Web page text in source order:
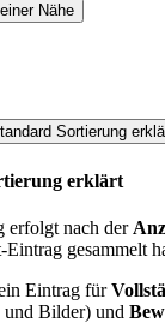
Nähe
Sortierung
erklärt
erfolgt nach der
Eintrag gesammelt
Eintrag für
und Bilder) und